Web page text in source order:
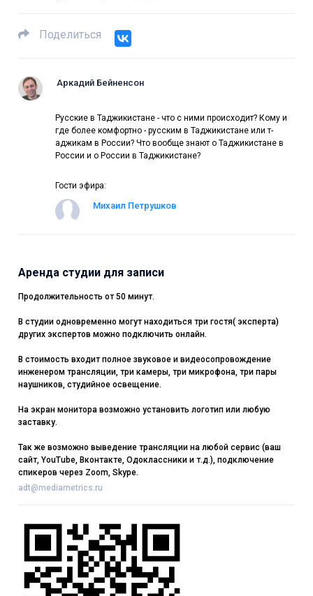
Поделиться
Аркадий Бейненсон
Русские в Таджикистан­е - что с ними происх­одит? Кому и
где боле­е комфортно - русским­ в Таджикистане или т­
аджикам в России? Что­ вообще знают о Таджи­кистане в
России и о ­России в Таджикистане­?
Гости эфира:
Михаил Петрушков
Аренда студии для записи
Продолжительность от 50 минут.
В студии одновременно могут находиться три гостя( эксперта)
других экспертов можно подключить онлайн.
В стоимость входит полное звуковое и видеосопровождение
инженером трансляции, три камеры, три микрофона, три пары
наушников, студийное освещение.
На экран монитора возможно установить логотип или любую
заставку.
Так же возможно выведение трансляции на любой сервис (ваш
сайт, YouTube, Вконтакте, Одоклассники и т.д.), подключение
спикеров через Zoom, Skype.
adt@mediametrics.ru